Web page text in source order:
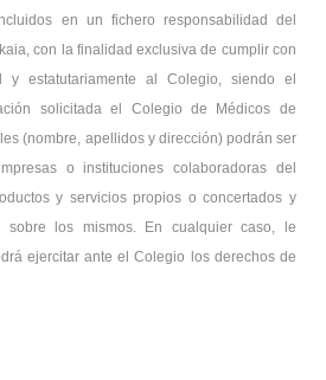
en un fichero responsabilidad del
con la finalidad exclusiva de cumplir con
y estatutariamente al Colegio, siendo el
solicitada el Colegio de Médicos de
(nombre, apellidos y dirección) podrán ser
o instituciones colaboradoras del
y servicios propios o concertados y
sobre los mismos. En cualquier caso, le
ejercitar ante el Colegio los derechos de